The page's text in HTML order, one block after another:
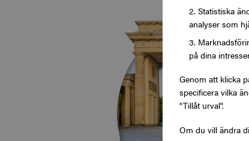
Statistiska
analyser som
på dina
Genom att klicka
specificera vilka
"Tillåt urval".
Om du vill ändra